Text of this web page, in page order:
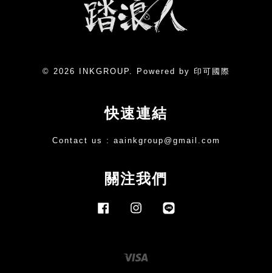
© 2026 INKGROUP. Powered by 印可國際
快速連結
Contact us : aainkgroup@gmail.com
關注我們
FacebookInstagram